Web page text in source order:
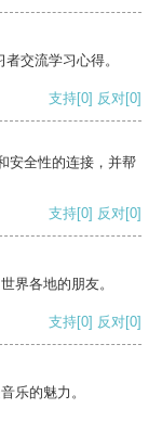
交流学习心得。
支持[0] 反对[0]
安全性的连接，并帮
支持[0] 反对[0]
界各地的朋友。
支持[0] 反对[0]
乐的魅力。